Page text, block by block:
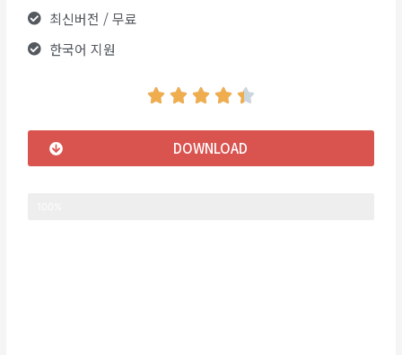
최신버전 / 무료
한국어 지원
    
DOWNLOAD